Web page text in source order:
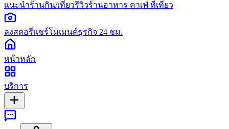
แนะนำร้านกิน/เที่ยวรีวิวร้านอาหาร คาเฟ่ ที่เที่ยว
ลงสตอรี่แชร์โมเมนต์ธุรกิจ 24 ชม.
หน้าหลัก
บริการ